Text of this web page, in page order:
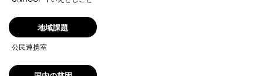
地域課題
公民連携室